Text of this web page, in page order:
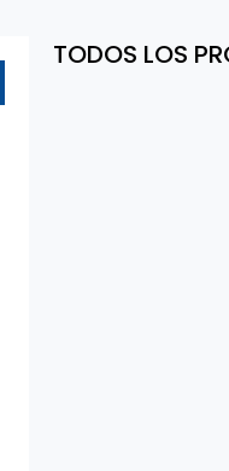
TODOS LOS